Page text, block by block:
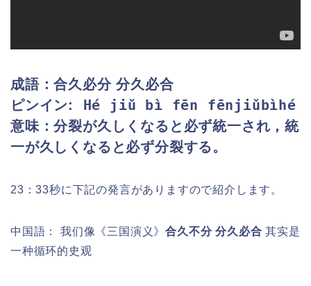
成語：合久必分 分久必合
ピンイン: Hé jiǔ bì fēn fēnjiǔbìhé
意味：分裂が久しくなると必ず統一され，統
一が久しくなると必ず分裂する。
23：33秒に下記の発言がありますので紹介します。
中国語： 我们像《三国演义》合久不分 分久必合 其实是
一种循环的史观